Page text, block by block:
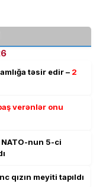
təsir edir – 2
verənlər onu
nun 5-ci
qızın meyiti tapıldı